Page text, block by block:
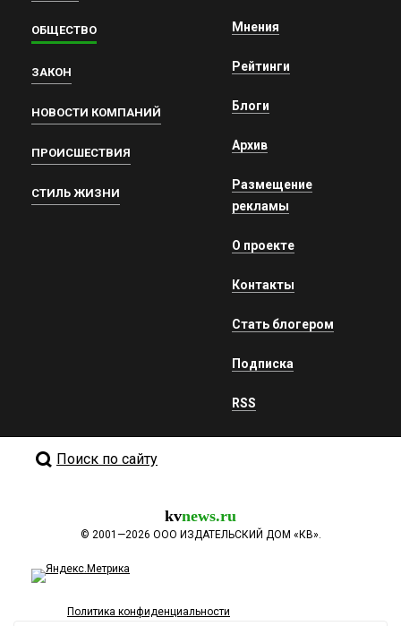
ОБЩЕСТВО
ЗАКОН
НОВОСТИ КОМПАНИЙ
ПРОИСШЕСТВИЯ
СТИЛЬ ЖИЗНИ
Мнения
Рейтинги
Блоги
Архив
Размещение
рекламы
О проекте
Контакты
Стать блогером
Подписка
RSS
Поиск по сайту
kvnews.ru
© 2001—2026 ООО ИЗДАТЕЛЬСКИЙ ДОМ «КВ».
Политика конфиденциальности